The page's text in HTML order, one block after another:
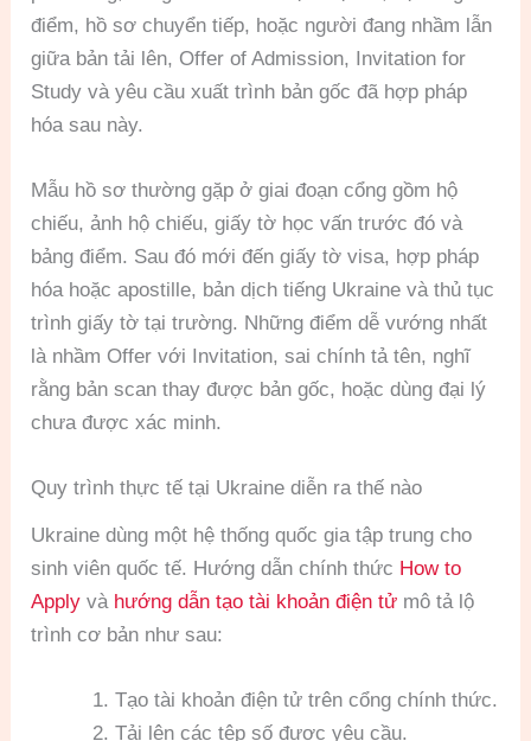
điểm, hồ sơ chuyển tiếp, hoặc người đang nhầm lẫn
giữa bản tải lên, Offer of Admission, Invitation for
Study và yêu cầu xuất trình bản gốc đã hợp pháp
hóa sau này.
Mẫu hồ sơ thường gặp ở giai đoạn cổng gồm hộ
chiếu, ảnh hộ chiếu, giấy tờ học vấn trước đó và
bảng điểm. Sau đó mới đến giấy tờ visa, hợp pháp
hóa hoặc apostille, bản dịch tiếng Ukraine và thủ tục
trình giấy tờ tại trường. Những điểm dễ vướng nhất
là nhầm Offer với Invitation, sai chính tả tên, nghĩ
rằng bản scan thay được bản gốc, hoặc dùng đại lý
chưa được xác minh.
Quy trình thực tế tại Ukraine diễn ra thế nào
Ukraine dùng một hệ thống quốc gia tập trung cho
sinh viên quốc tế. Hướng dẫn chính thức How to
Apply và hướng dẫn tạo tài khoản điện tử mô tả lộ
trình cơ bản như sau:
Tạo tài khoản điện tử trên cổng chính thức.
Tải lên các tệp số được yêu cầu.